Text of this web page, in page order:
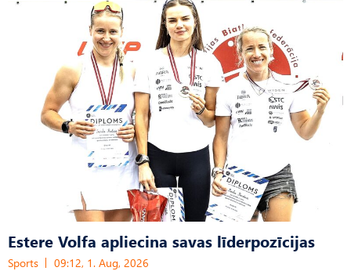
Estere Volfa apliecina savas līderpozīcijas
Sports 09:12, 1. Aug, 2026